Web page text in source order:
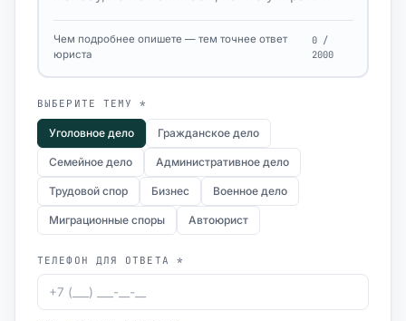
Чем подробнее опишете — тем точнее ответ
юриста
0 /
2000
ВЫБЕРИТЕ ТЕМУ *
Уголовное дело Гражданское дело
Семейное дело Административное дело
Трудовой спор Бизнес Военное дело
Миграционные споры Автоюрист
ТЕЛЕФОН ДЛЯ ОТВЕТА *